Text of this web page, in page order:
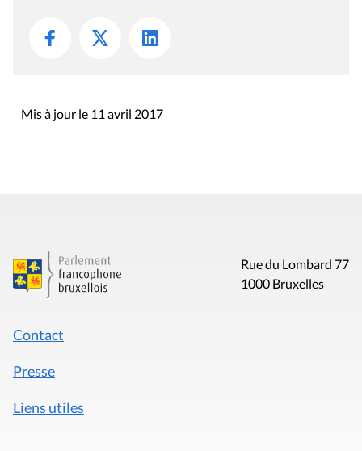
Mis à jour le 11 avril 2017
Rue du Lombard 77
1000 Bruxelles
Contact
Presse
Liens utiles